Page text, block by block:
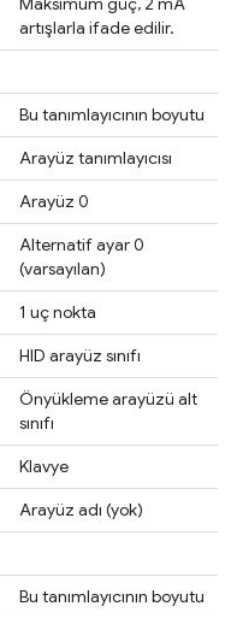
artışlarla ifade edilir.
Bu tanımlayıcının boyutu
Arayüz tanımlayıcısı
Arayüz 0
Alternatif ayar 0
(varsayılan)
1 uç nokta
HID arayüz sınıfı
Önyükleme arayüzü alt
sınıfı
Klavye
Arayüz adı (yok)
Bu tanımlayıcının boyutu